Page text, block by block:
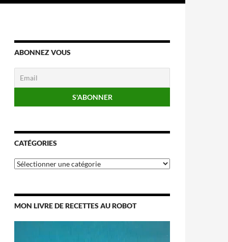
ABONNEZ VOUS
CATÉGORIES
Catégories
MON LIVRE DE RECETTES AU ROBOT